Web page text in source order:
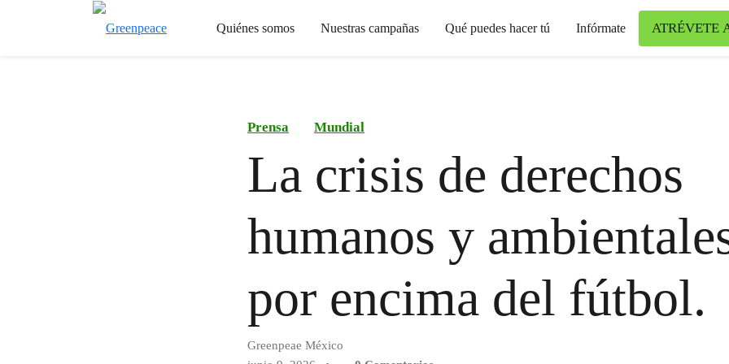
Quiénes somos Nuestras campañas Qué puedes hacer tú Infórmate ATRÉVETE
Prensa Mundial
La crisis de derechos
humanos y
por encima del fútbol.
Greenpeae México